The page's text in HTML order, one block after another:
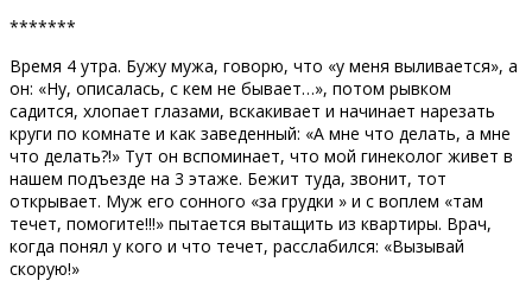
*******
Время 4 утра. Бужу мужа, говорю, что «у меня выливается», а
он: «Ну, описалась, с кем не бывает…», потом рывком
садится, хлопает глазами, вскакивает и начинает нарезать
круги по комнате и как заведенный: «А мне что делать, а мне
что делать?!» Тут он вспоминает, что мой гинеколог живет в
нашем подъезде на 3 этаже. Бежит туда, звонит, тот
открывает. Муж его сонного «за грудки » и с воплем «там
течет, помогите!!!» пытается вытащить из квартиры. Врач,
когда понял у кого и что течет, расслабился: «Вызывай
скорую!»